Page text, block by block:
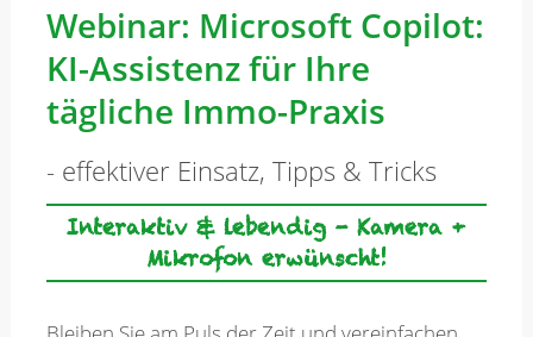
Beratung
Unternehmen
Webinar: Microsoft Copilot:
KI-Assistenz für Ihre
tägliche Immo-Praxis
- effektiver Einsatz, Tipps & Tricks
Interaktiv & lebendig - Kamera +
Mikrofon erwünscht!